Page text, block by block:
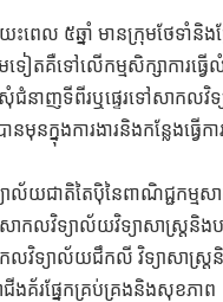
េល ៥ឆ្នាំ មានក្រុមថែទាំនិង
ទៀតគឺទៅលើកម្មសិក្សាការធ្
ជំនាញទីពីរឬផ្ទេរទៅសាកល
ងការងារនិងកន្លែងធ្វើកា
ល័យជាតិតៃប៉ិនៃពាណិជ្ជកម្ម
វិទ្យាល័យវិទ្យាសាស្ត្រនិងប
កលវិទ្យាល័យជឹកលី វិទ្យាសាស្
ជីងគ័រផ្នែកគ្រប់គ្រងនិងសុខ